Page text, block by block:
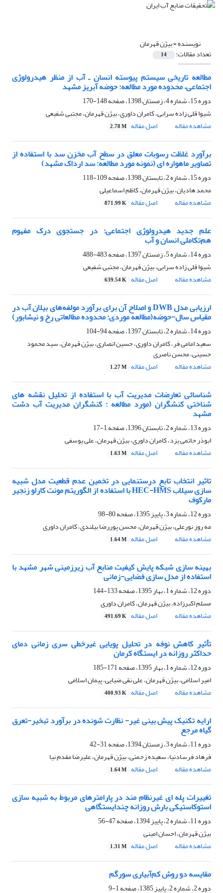
نویسنده =بیژن قهرمان
تعداد مقالات: 14
مطالعه تاریخی سیستم پیوسته‌ انسان ـ آب از منظر هیدرولوژی
اجتماعی، محدوده مورد مطالعه: حوضه آبریز مشهد
دوره 15، شماره 4، زمستان 1398، صفحه
148-170
شیوا قلی زاده سرابی، کامران داوری، بیژن قهرمان، مجتبی شفیعی
مشاهده مقاله
اصل مقاله 2.78 M
برآورد غلظت رسوبات معلق در سطح آب مخزن سد با استفاده از
تصاویر ماهواره ای (نمونه‌ مورد مطالعه: سد ارداک مشهد)
دوره 15، شماره 2، تابستان 1398، صفحه
109-118
محمد هادیان، بیژن قهرمان، کاظم اسماعیلی
مشاهده مقاله
اصل مقاله 871.99 K
علم جدید هیدرولوژی اجتماعی: در جستجوی درک مفهوم
هم‌تکاملی انسان و آب
دوره 14، شماره 5، زمستان 1397، صفحه
483-488
شیوا قلی زاده سرابی، بیژن قهرمان، مجتبی شفیعی
مشاهده مقاله
اصل مقاله 639.54 K
ارزیابی مدل DWB و اصلاح آن برای برآورد مولفه‌های بیلان آب در
مقیاس سال-حوضه(مطالعه موردی: محدوده مطالعاتی رخ و نیشابور)
دوره 14، شماره 2، تابستان 1397، صفحه
94-104
سعید امامی فر، کامران داوری، حسین انصاری، بیژن قهرمان، سید محمود
حسینی، محسن ناصری
مشاهده مقاله
اصل مقاله 1.27 M
شناسائی تعارضات مدیریت آب با استفاده از تحلیل نقشه های
شناختی کنشگران (مورد مطالعه : کنشگران مدیریت آب دشت
مشهد
دوره 13، شماره 2، تابستان 1396، صفحه
1-17
ابوذر حاتمی یزد، کامران داوری، بیژن قهرمان، علی یوسفی
مشاهده مقاله
اصل مقاله 1.63 M
تاثیر انتخاب تابع درستنمایی در تخمین عدم قطعیت مدل شبیه
سازی سیلاب HEC-HMS با استفاده از الگوریتم مونت کارلو زنجیر
مارکوف
دوره 12، شماره 3، پاییز 1395، صفحه
80-98
مه روز نورعلی، بیژن قهرمان، محسن پوررضا بیلندی، کامران داوری
مشاهده مقاله
اصل مقاله 1.64 M
بهینه سازی شبکه پایش کیفیت منابع آب زیرزمینی شهر مشهد با
استفاده از مدل سازی فضایی-زمانی
دوره 12، شماره 1، بهار 1395، صفحه
133-144
مسلم اکبرزاده، بیژن قهرمان، کامران داوری
مشاهده مقاله
اصل مقاله 491.69 K
تأثیر کاهش نوفه در تحلیل پویایی غیرخطی سری‌ زمانی دمای
حداکثر روزانه در ایستگاه کرمان
دوره 12، شماره 1، بهار 1395، صفحه
171-185
امیر اسلامی، بیژن قهرمان، علی نقی ضیایی، پیمان اسلامی
مشاهده مقاله
اصل مقاله 400.93 K
ارایه تکنیک پیش بینی غیر- نظارت شونده در برآورد تبخیر-تعرق
گیاه مرجع
دوره 11، شماره 3، زمستان 1394، صفحه
31-42
فرهاد فرسادنیا، سعیده زحمتی، بیژن قهرمان، علیرضا مقدم نیا
مشاهده مقاله
اصل مقاله 1.64 M
تغییرات پله ای غیرنظام مند در پارامترهای مربوط به شبیه سازی
استوکاستیکی بارش روزانه چندایستگاهی
دوره 11، شماره 2، پاییز 1394، صفحه
47-56
بیژن قهرمان، احسان امینی
مشاهده مقاله
اصل مقاله 1.31 M
مقایسه دو روش کم‌آبیاری سورگم
دوره 2، شماره 2، پاییز 1385، صفحه 1-9